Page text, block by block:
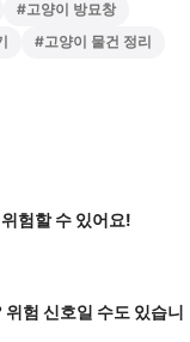
#고양이 방묘창
#고양이 물건 정리
험할 수 있어요!
험 신호일 수도 있습니